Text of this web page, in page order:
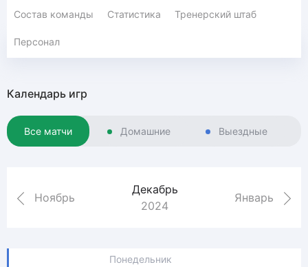
Состав команды Статистика Тренерский штаб
Персонал
Календарь игр
Все матчи Домашние Выездные
Ноябрь
Декабрь
2024
Январь
Понедельник